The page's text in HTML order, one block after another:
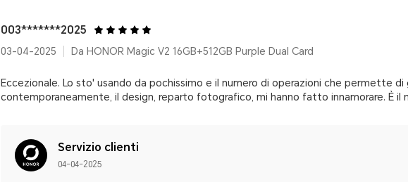
003*******2025
03-04-2025 Da HONOR Magic V2 16GB+512GB Purple Dual Card
Eccezionale. Lo sto' usando da pochissimo e il numero di operazioni che permette
contemporaneamente, il design, reparto fotografico, mi hanno fatto innamorare. È il
Servizio clienti
04-04-2025